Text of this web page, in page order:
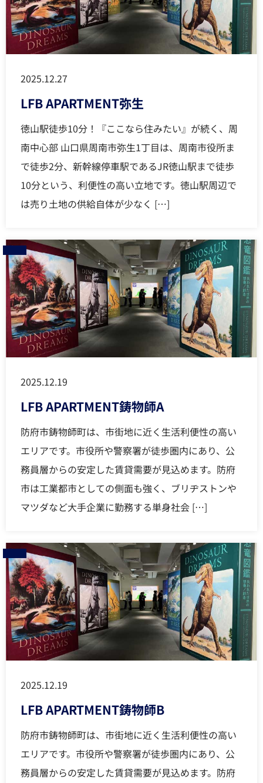
2025.12.27
LFB APARTMENT弥生
徳山駅徒歩10分！『ここなら住みたい』が続く、周
南中心部 山口県周南市弥生1丁目は、周南市役所ま
で徒歩2分、新幹線停車駅であるJR徳山駅まで徒歩
10分という、利便性の高い立地です。徳山駅周辺で
は売り土地の供給自体が少なく […]
2025.12.19
LFB APARTMENT鋳物師A
防府市鋳物師町は、市街地に近く生活利便性の高い
エリアです。市役所や警察署が徒歩圏内にあり、公
務員層からの安定した賃貸需要が見込めます。防府
市は工業都市としての側面も強く、ブリヂストンや
マツダなど大手企業に勤務する単身社会 […]
2025.12.19
LFB APARTMENT鋳物師B
防府市鋳物師町は、市街地に近く生活利便性の高い
エリアです。市役所や警察署が徒歩圏内にあり、公
務員層からの安定した賃貸需要が見込めます。防府